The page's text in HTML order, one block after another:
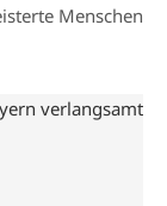
Menschen